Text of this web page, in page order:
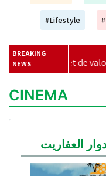
#Lifestyle
BREAKING
NEWS
de valorisation
CINEMA